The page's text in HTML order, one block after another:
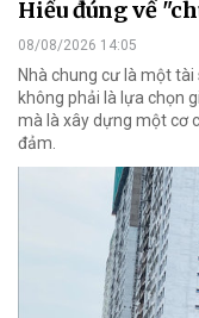
Hiểu đúng về
08/08/2026 14:05
Nhà chung cư là một
không phải là lựa chọn
mà là xây dựng một cơ
đảm.